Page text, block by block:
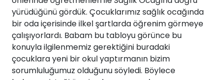
yürüdüğünü gördük. Çocuklarımız sağlık ocağında
bir oda içerisinde ilkel şartlarda öğrenim görmeye
çalışıyorlardı. Babam bu tabloyu görünce bu
konuyla ilgilenmemiz gerektiğini buradaki
çocuklara yeni bir okul yaptırmanın bizim
sorumluluğumuz olduğunu söyledi. Böylece